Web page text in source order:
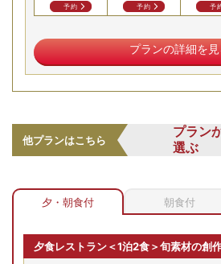
筋湯温泉に佇む「いやしの里」。露
が楽しめます。九重の湯の里の情緒を
予約 予約 予
プランの詳細を
他プランはこちら
プラン
選ぶ
夕・朝食付 朝食付
夕食レストラン＜1泊2食＞旬素材の創